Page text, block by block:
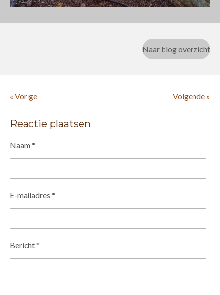
Naar blog overzicht
« Vorige Volgende »
Reactie plaatsen
Naam *
E-mailadres *
Bericht *